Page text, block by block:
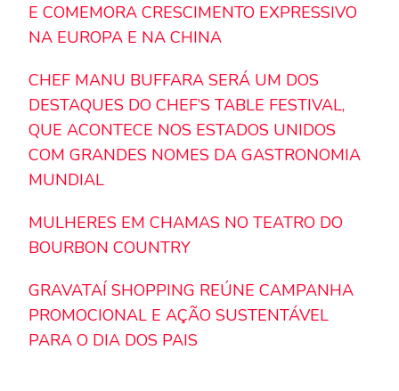
E COMEMORA CRESCIMENTO EXPRESSIVO
NA EUROPA E NA CHINA
CHEF MANU BUFFARA SERÁ UM DOS
DESTAQUES DO CHEF’S TABLE FESTIVAL,
QUE ACONTECE NOS ESTADOS UNIDOS
COM GRANDES NOMES DA GASTRONOMIA
MUNDIAL
MULHERES EM CHAMAS NO TEATRO DO
BOURBON COUNTRY
GRAVATAÍ SHOPPING REÚNE CAMPANHA
PROMOCIONAL E AÇÃO SUSTENTÁVEL
PARA O DIA DOS PAIS